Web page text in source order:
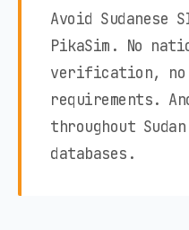
Avoid
PikaSim. No
verification, no
requirements.
throughout
databases.